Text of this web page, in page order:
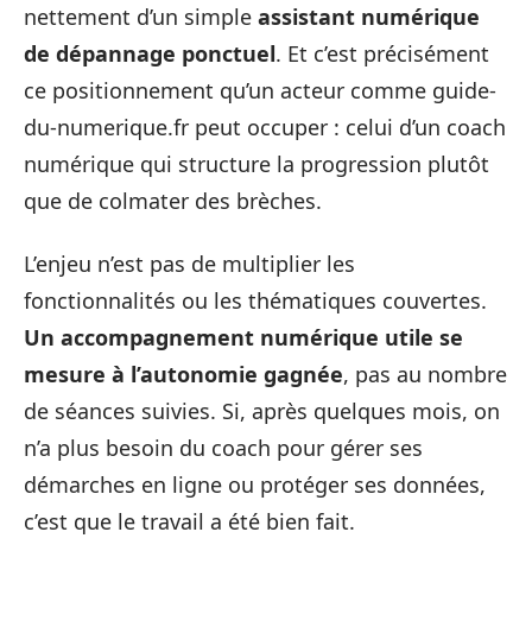
nettement d’un simple assistant numérique
de dépannage ponctuel. Et c’est précisément
ce positionnement qu’un acteur comme guide-
du-numerique.fr peut occuper : celui d’un coach
numérique qui structure la progression plutôt
que de colmater des brèches.
L’enjeu n’est pas de multiplier les
fonctionnalités ou les thématiques couvertes.
Un accompagnement numérique utile se
mesure à l’autonomie gagnée, pas au nombre
de séances suivies. Si, après quelques mois, on
n’a plus besoin du coach pour gérer ses
démarches en ligne ou protéger ses données,
c’est que le travail a été bien fait.